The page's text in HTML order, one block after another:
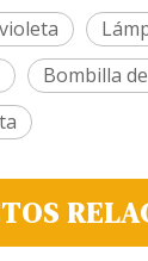
Bombilla